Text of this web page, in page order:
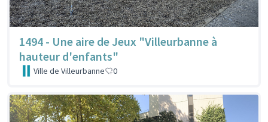
1494 - Une aire de Jeux "Villeurbanne à
hauteur d'enfants"
Ville de Villeurbanne 0